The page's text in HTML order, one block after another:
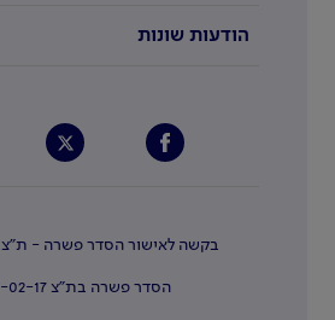
הודעות שונות
בקשה לאישור הסדר פשרה - ת"צ 51664-12-20
הסדר פשרה בת"צ 24019-02-17